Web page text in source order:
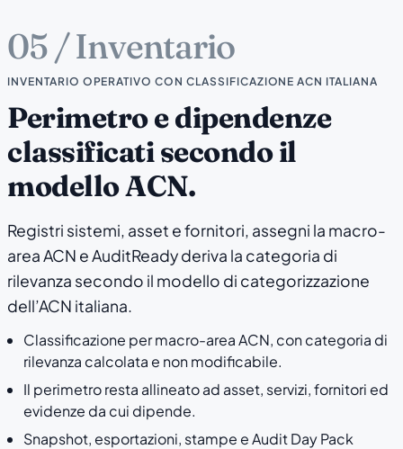
05 / Inventario
INVENTARIO OPERATIVO CON CLASSIFICAZIONE ACN ITALIANA
Perimetro e dipendenze
classificati secondo il
modello ACN.
Registri sistemi, asset e fornitori, assegni la macro-
area ACN e AuditReady deriva la categoria di
rilevanza secondo il modello di categorizzazione
dell’ACN italiana.
Classificazione per macro-area ACN, con categoria di
rilevanza calcolata e non modificabile.
Il perimetro resta allineato ad asset, servizi, fornitori ed
evidenze da cui dipende.
Snapshot, esportazioni, stampe e Audit Day Pack